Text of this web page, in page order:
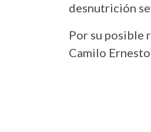
desnutrición
Por su posible
Camilo